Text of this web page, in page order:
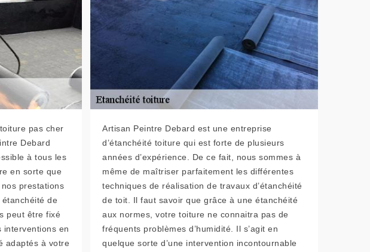
pas cher
Debard
à tous les
en sorte que
prestations
de
peut être fixé
interventions en
adaptés à votre
Artisan Peintre Debard est une entreprise
d’étanchéité toiture qui est forte de plusieurs
années d’expérience. De ce fait, nous sommes à
même de maîtriser parfaitement les différentes
techniques de réalisation de travaux d’étanchéité
de toit. Il faut savoir que grâce à une étanchéité
aux normes, votre toiture ne connaitra pas de
fréquents problèmes d’humidité. Il s’agit en
quelque sorte d’une intervention incontournable